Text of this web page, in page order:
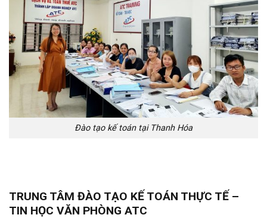
Đào tạo kế toán tại Thanh Hóa
TRUNG TÂM ĐÀO TẠO KẾ TOÁN THỰC TẾ –
TIN HỌC VĂN PHÒNG ATC